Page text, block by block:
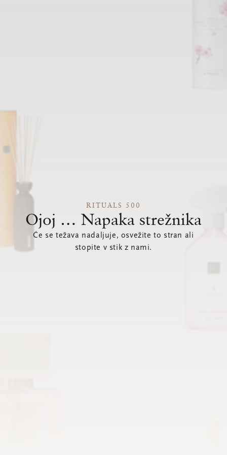
RITUALS 500
Ojoj … Napaka strežnika
Če se težava nadaljuje, osvežite to stran ali
stopite v stik z nami.